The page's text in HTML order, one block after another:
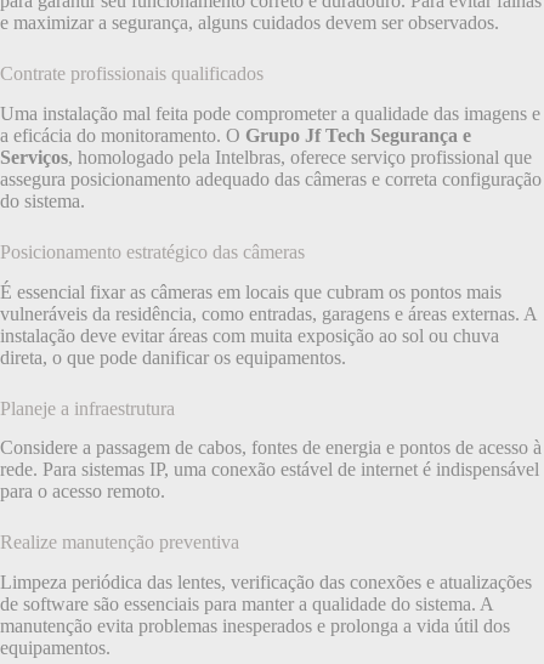
e maximizar a segurança, alguns cuidados devem ser observados.
Contrate profissionais qualificados
Uma instalação mal feita pode comprometer a qualidade das imagens e
a eficácia do monitoramento. O Grupo Jf Tech Segurança e
Serviços, homologado pela Intelbras, oferece serviço profissional que
assegura posicionamento adequado das câmeras e correta configuração
do sistema.
Posicionamento estratégico das câmeras
É essencial fixar as câmeras em locais que cubram os pontos mais
vulneráveis da residência, como entradas, garagens e áreas externas. A
instalação deve evitar áreas com muita exposição ao sol ou chuva
direta, o que pode danificar os equipamentos.
Planeje a infraestrutura
Considere a passagem de cabos, fontes de energia e pontos de acesso à
rede. Para sistemas IP, uma conexão estável de internet é indispensável
para o acesso remoto.
Realize manutenção preventiva
Limpeza periódica das lentes, verificação das conexões e atualizações
de software são essenciais para manter a qualidade do sistema. A
manutenção evita problemas inesperados e prolonga a vida útil dos
equipamentos.